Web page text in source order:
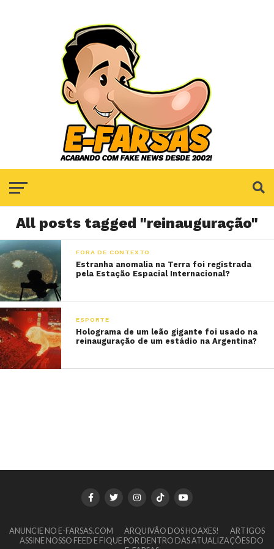
All posts tagged "reinauguração"
FORA DE CONTEXTO
Estranha anomalia na Terra foi registrada
pela Estação Espacial Internacional?
ESPORTE
Holograma de um leão gigante foi usado na
reinauguração de um estádio na Argentina?
ANUNCIE NO E-FARSAS.COM ARQUIVÃO DOS HOAXES!
ARTIGOS
ASSINE NOSSO FEED E FIQUE POR DENTRO DAS ATUALIZAÇÕES DO